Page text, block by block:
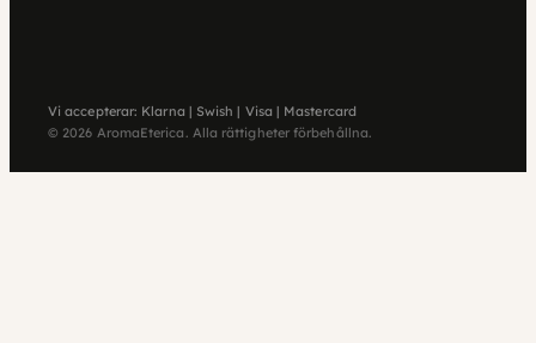
Vi accepterar: Klarna | Swish | Visa | Mastercard
© 2026 AromaEterica. Alla rättigheter förbehållna.